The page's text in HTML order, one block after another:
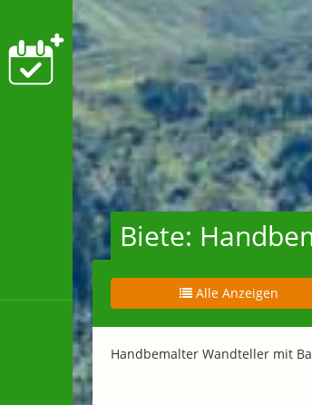
Biete:
Alle Anzeigen
Handbemalter Wandteller mit